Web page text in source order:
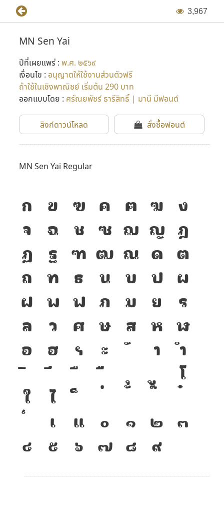
3,967
MN Sen Yai
ปีที่เผยแพร่ : พ.ศ. ๒๕๖๙
เงื่อนไข : อนุญาตให้ใช้งานส่วนตัวฟรี
ถ้าใช้ในเชิงพาณิชย์ เริ่มต้น 290 บาท
ออกแบบโดย : ศรัณยพัชร์ ธารีสิทธิ์ | มานี มีฟอนต์
ลิงก์ดาวน์โหลด สั่งซื้อฟอนต์
MN Sen Yai Regular
ก ข ฃ ค ฅ ฆ ง
จ ฉ ช ซ ฌ ญ ฎ
ฏ ฐ ฑ ฒ ณ ด ต
ถ ท ธ น บ ป ผ
ฝ พ ฟ ภ ม ย
ร
ล ว ศ ษ ส ห ฬ
อ ฮ ฯ ะ า
ำ
โ
ใ
ไ
เ
แ ๐ ๑ ๒ ๓
๔ ๕ ๖ ๗ ๘ ๙